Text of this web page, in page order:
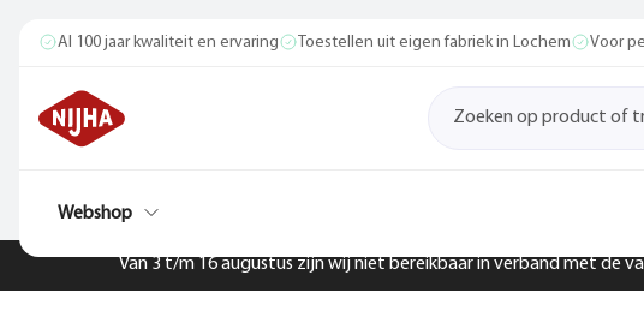
Van 3 t/m 16 augustus zijn wij niet bereikbaar in verband met de
Al 100 jaar kwaliteit en ervaring Toestellen uit eigen fabriek in Lochem Voor
Webshop